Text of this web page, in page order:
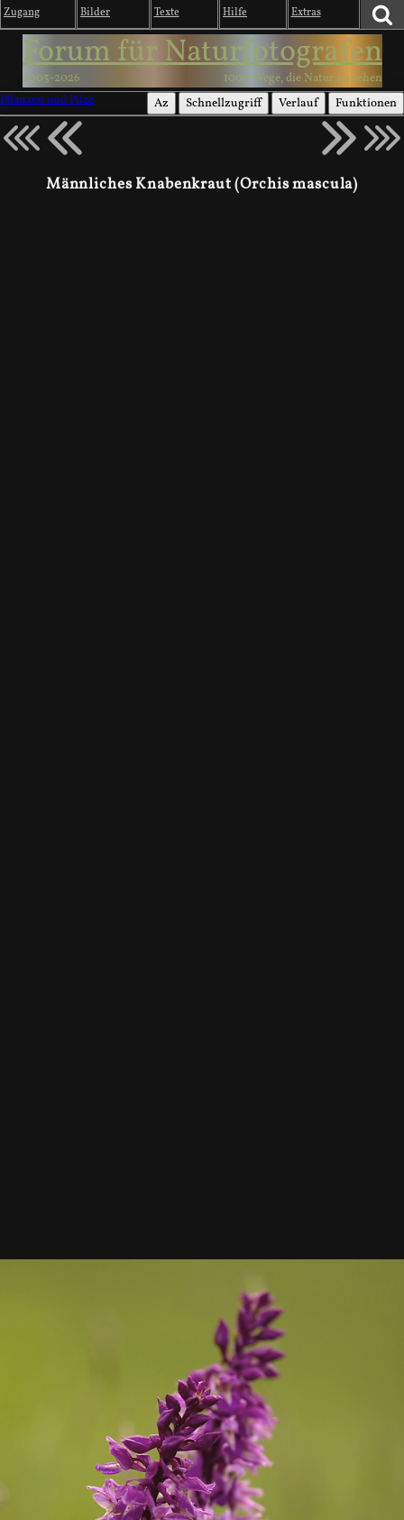
Zugang Bilder Texte Hilfe Extras
Forum für Naturfotografen
2003-2026
1000 Wege, die Natur zu sehen
Pflanzen und Pilze
Az Schnellzugriff Verlauf Funktionen
Männliches Knabenkraut (Orchis mascula)